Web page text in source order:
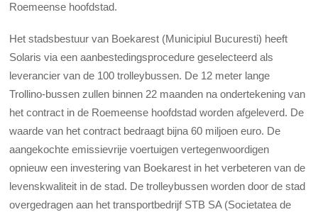
Roemeense hoofdstad.
Het stadsbestuur van Boekarest (Municipiul Bucuresti) heeft
Solaris via een aanbestedingsprocedure geselecteerd als
leverancier van de 100 trolleybussen. De 12 meter lange
Trollino-bussen zullen binnen 22 maanden na ondertekening van
het contract in de Roemeense hoofdstad worden afgeleverd. De
waarde van het contract bedraagt bijna 60 miljoen euro. De
aangekochte emissievrije voertuigen vertegenwoordigen
opnieuw een investering van Boekarest in het verbeteren van de
levenskwaliteit in de stad. De trolleybussen worden door de stad
overgedragen aan het transportbedrijf STB SA (Societatea de